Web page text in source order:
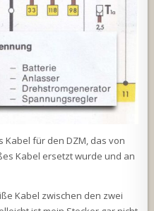
für den DZM, das von
Kabel ersetzt wurde und an
Kabel zwischen den zwei